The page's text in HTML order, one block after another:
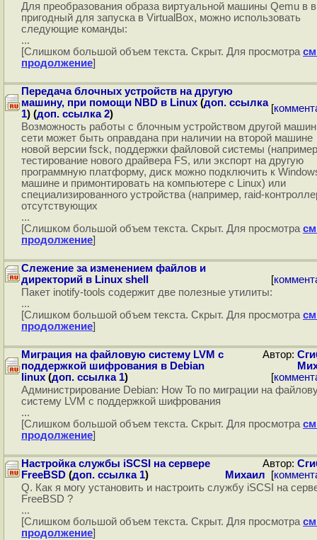
Для преобразования образа виртуальной машины Qemu в
пригодный для запуска в VirtualBox, можно использовать
следующие команды:
...
[Слишком большой объем текста. Скрыт. Для просмотра
продолжение]
Передача блочных устройств на другую
машину, при помощи NBD в Linux (доп. ссылка
1) (доп. ссылка 2) [
Возможность работы с блочным устройством другой
сети может быть оправдана при наличии на второй машине
новой версии fsck, поддержки файловой системы
тестирование нового драйвера FS, или экспорт на другую
программную платформу, диск можно подключить к
машине и примонтировать на компьютере с Linux) или
специализированного устройства (например, raid-
отсутствующих
...
[Слишком большой объем текста. Скрыт. Для просмотра
продолжение]
Слежение за изменением файлов и
директорий в Linux shell
[
Пакет inotify-tools содержит две полезные утилиты:
...
[Слишком большой объем текста. Скрыт. Для просмотра
продолжение]
Миграция на файловую систему LVM с
поддержкой шифрования в Debian
linux (доп. ссылка 1)
Автор:
[
Администрирование Debian: How To по миграции на
систему LVM с поддержкой шифрования
...
[Слишком большой объем текста. Скрыт. Для просмотра
продолжение]
Настройка службы iSCSI на сервере
FreeBSD (доп. ссылка 1)
Автор:
Михаил [
Q. Как я могу установить и настроить службу iSCSI на
FreeBSD ?
...
[Слишком большой объем текста. Скрыт. Для просмотра
продолжение]